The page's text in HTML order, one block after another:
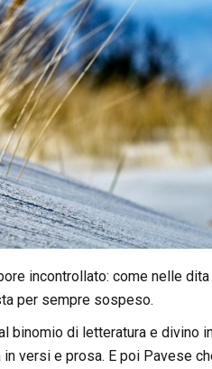
incontrollato: come nelle
per sempre sospeso.
binomio di letteratura e divino
versi e prosa. E poi Pavese